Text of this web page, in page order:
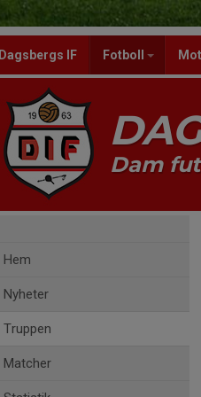
Dagsbergs IF Fotboll
Dam
Hem
Nyheter
Truppen
Matcher